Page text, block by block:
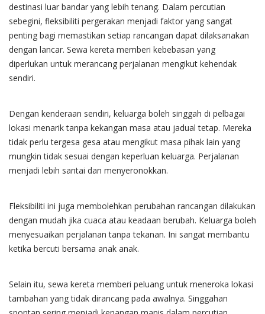
destinasi luar bandar yang lebih tenang. Dalam percutian
sebegini, fleksibiliti pergerakan menjadi faktor yang sangat
penting bagi memastikan setiap rancangan dapat dilaksanakan
dengan lancar. Sewa kereta memberi kebebasan yang
diperlukan untuk merancang perjalanan mengikut kehendak
sendiri.
Dengan kenderaan sendiri, keluarga boleh singgah di pelbagai
lokasi menarik tanpa kekangan masa atau jadual tetap. Mereka
tidak perlu tergesa gesa atau mengikut masa pihak lain yang
mungkin tidak sesuai dengan keperluan keluarga. Perjalanan
menjadi lebih santai dan menyeronokkan.
Fleksibiliti ini juga membolehkan perubahan rancangan dilakukan
dengan mudah jika cuaca atau keadaan berubah. Keluarga boleh
menyesuaikan perjalanan tanpa tekanan. Ini sangat membantu
ketika bercuti bersama anak anak.
Selain itu, sewa kereta memberi peluang untuk meneroka lokasi
tambahan yang tidak dirancang pada awalnya. Singgahan